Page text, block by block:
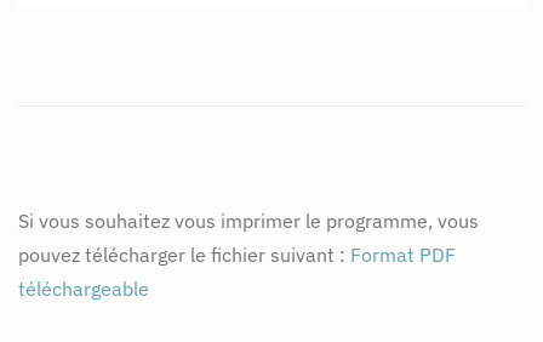
Si vous souhaitez vous imprimer le programme, vous
pouvez télécharger le fichier suivant : Format PDF
téléchargeable